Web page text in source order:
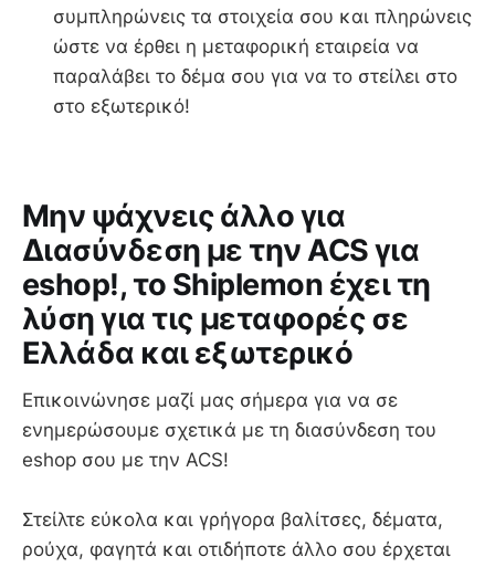
συμπληρώνεις τα στοιχεία σου και πληρώνεις
ώστε να έρθει η μεταφορική εταιρεία να
παραλάβει το δέμα σου για να το στείλει στο
στο εξωτερικό!
Μην ψάχνεις άλλο για
Διασύνδεση με την ACS για
eshop!, το Shiplemon έχει τη
λύση για τις μεταφορές σε
Ελλάδα και εξωτερικό
Επικοινώνησε μαζί μας σήμερα για να σε
ενημερώσουμε σχετικά με τη διασύνδεση του
eshop σου με την ACS!
Στείλτε εύκολα και γρήγορα βαλίτσες, δέματα,
ρούχα, φαγητά και οτιδήποτε άλλο σου έρχεται